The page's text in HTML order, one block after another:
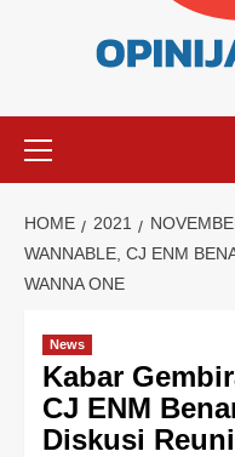
HOME 2021
WANNABLE, CJ ENM
WANNA ONE
News
Kabar
CJ ENM
Diskusi